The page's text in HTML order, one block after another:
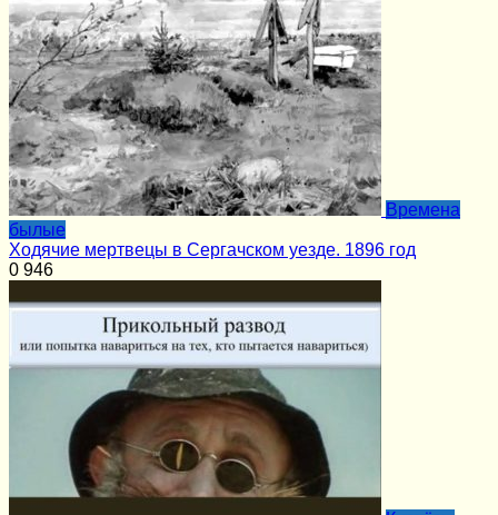
Времена
былые
Ходячие мертвецы в Сергачском уезде. 1896 год
0 946